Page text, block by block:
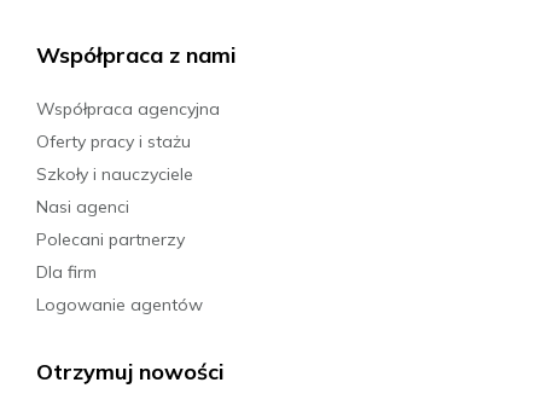
Współpraca z nami
Współpraca agencyjna
Oferty pracy i stażu
Szkoły i nauczyciele
Nasi agenci
Polecani partnerzy
Dla firm
Logowanie agentów
Otrzymuj nowości